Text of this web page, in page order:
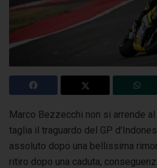
Marco Bezzecchi non si arrende
taglia il traguardo del GP
assoluto dopo una bellissima
ritiro dopo una caduta,